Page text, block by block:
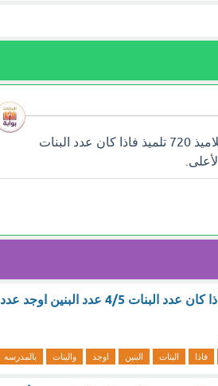
سوف تجد إجابة سؤال في احد المدارس بلغ عدد التلاميذ 720 تلميذ فاذا كان عدد البنات
في احد المدارس بلغ عدد التلاميذ 720 تلميذ فاذا كان عدد البنات 4/5 عدد البنين اوجد عدد
فاذا البنات البنين اوجد والبنات بالمدرسه